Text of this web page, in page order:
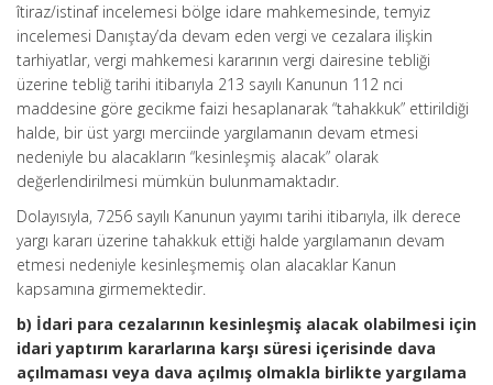
îtiraz/istinaf incelemesi bölge idare mahkemesinde, temyiz
incelemesi Danıştay’da devam eden vergi ve cezalara ilişkin
tarhiyatlar, vergi mahkemesi kararının vergi dairesine tebliği
üzerine tebliğ tarihi itibarıyla 213 sayılı Kanunun 112 nci
maddesine göre gecikme faizi hesaplanarak “tahakkuk” ettirildiği
halde, bir üst yargı merciinde yargılamanın devam etmesi
nedeniyle bu alacakların “kesinleşmiş alacak” olarak
değerlendirilmesi mümkün bulunmamaktadır.
Dolayısıyla, 7256 sayılı Kanunun yayımı tarihi itibarıyla, ilk derece
yargı kararı üzerine tahakkuk ettiği halde yargılamanın devam
etmesi nedeniyle kesinleşmemiş olan alacaklar Kanun
kapsamına girmemektedir.
b) İdari para cezalarının kesinleşmiş alacak olabilmesi için
idari yaptırım kararlarına karşı süresi içerisinde dava
açılmaması veya dava açılmış olmakla birlikte yargılama